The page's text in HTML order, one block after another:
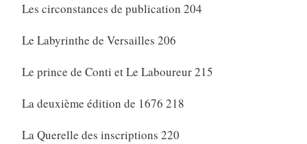
Les circonstances de publication 204
Le Labyrinthe de Versailles 206
Le prince de Conti et Le Laboureur 215
La deuxième édition de 1676 218
La Querelle des inscriptions 220